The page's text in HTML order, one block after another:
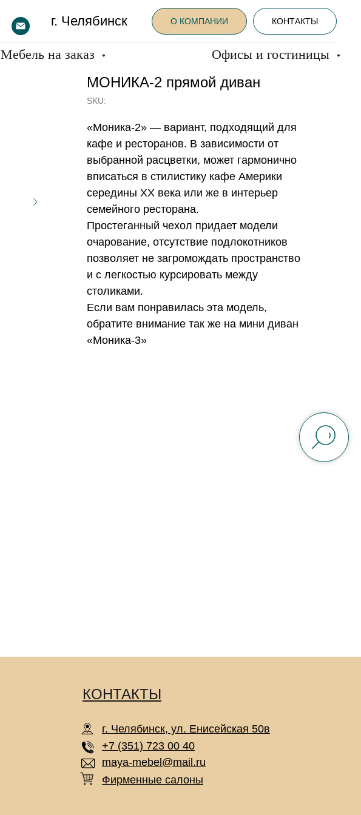
г. Челябинск О КОМПАНИИ КОНТАКТЫ
Мебель на заказ Офисы и гостиницы
МОНИКА-2 прямой диван
SKU:
«Моника-2» — вариант, подходящий для
кафе и ресторанов. В зависимости от
выбранной расцветки, может гармонично
вписаться в стилистику кафе Америки
середины XX века или же в интерьер
семейного ресторана.
Простеганный чехол придает модели
очарование, отсутствие подлокотников
позволяет не загромождать пространство
и с легкостью курсировать между
столиками.
Если вам понравилась эта модель,
обратите внимание так же на мини диван
«Моника-3»
КОНТАКТЫ
Фирменные салоны
г. Челябинск, ул. Енисейская 50в
+7 (351) 723 00 40
maya-mebel@mail.ru